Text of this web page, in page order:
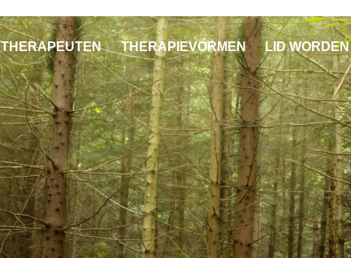
THERAPEUTEN THERAPIEVORMEN LID WORDEN